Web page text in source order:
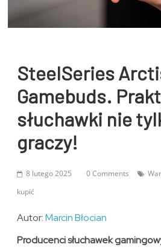
SteelSeries
Gamebuds.
słuchawki nie
graczy!
8 lutego 2025 0 Comments
kupić
Autor:Marcin Błocian
Producenci słuchawek